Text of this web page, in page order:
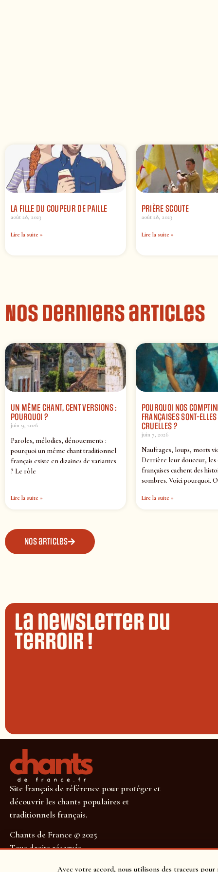
Avec votre accord, nous utilisons des traceurs pour
LA FILLE DU COUPEUR DE PAILLE
août 28, 2023
Lire la suite »
PRIÈRE SCOUTE
août 28, 2023
Lire la suite »
Nos derniers articles
UN MÊME CHANT, CENT VERSIONS :
POURQUOI ?
juin 9, 2026
Paroles, mélodies, dénouements :
pourquoi un même chant traditionnel
français existe en dizaines de variantes
? Le rôle
Lire la suite »
POURQUOI NOS
FRANÇAISES SONT-
CRUELLES ?
juin 7, 2026
Naufrages, loups, morts
Derrière leur douceur, les
françaises cachent des
sombres. Voici pourquoi.
Lire la suite »
Nos articles
La newsletter du
terroir !
Site français de référence pour protéger et
découvrir les chants populaires et
traditionnels français.
Chants de France © 2025
Tous droits réservés
SUIVEZ-NOUS POUR NE RIEN MANQUER !